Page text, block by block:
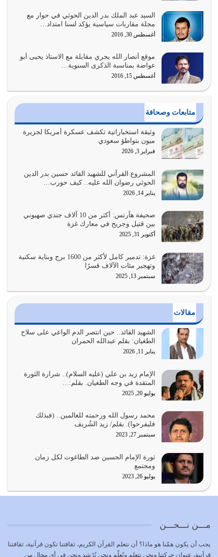
أبرز أسباب الشقاء هو الإعراض عن ذكر الله وعن هدى الله
المتمثل في القرآن الكريم
يوليو 31, 2026
أولياء الشيطان كلما كانوا أكثر ولاءً وطاعة للشيطان كلما كانوا
أكثر ضعفاً
يوليو 30, 2026
وعد الله تعالى من يُقتل في سبيله بالحياة الأبدية والرزق
والاستبشار والنجاة والخلود في…
يوليو 29, 2026
القرآن الكريم هو أهم مصدر لمعرفة رسول الله معرفة سيرته
معرفة شخصيته معرفة عظمته
يوليو 28, 2026
هل نحن من الصالحين؟ قيِّم نفسك هنا اترك القرآن على أصله
وأعرض نفسك، وأعرض ما لديك على…
يوليو 27, 2026
عندما يكون عدوك هو عدو الله معناه أن تكون نقاط الضعف
فيه كثيرة وسينصرك الله عليه إذا…
يوليو 26, 2026
أراد الله لهذه الأمة ان تكون خير امة أخرجت للناس بالنهوض
الدين الذي شرعه الله لا يجوز أن يخضع لآرائنا وأهوائنا
واجتهاداتنا لأننا سنختلف ونتفرق
يوليو 24, 2026
أمة عاجزة عن النهوض…
يوليو 23, 2026
بحبل الله جميعاً وليس كل…
يوليو 22, 2026
يشاء ويذل من يشاء
يوليو 21, 2026
{إِنَّ الدِّينَ عِنْدَ اللَّهِ الْإسْلامُ} الدين الذي شرعه الله للناس في
تتحقق الحقوق للجميع
السيد عبد الملك بدر الدين الحوثي في حوار مع
مجلة مقاربات سياسية يؤكد لسنا امتداد…
أغسطس 30, 2016
موقع أنصار الله يجري مقابلة مع الاستاذ يحيى أبو
عواضة بمناسبة الذكرى السنوية…
أغسطس 15, 2016
متابعات وصحافة
وثيقة استخباراتية تكشف عسكرة أمريكا لجزيرة
ميون بتواطؤ سعودي
فبراير 3, 2026
المشروع القرآني للشهيد القائد حسين بدر الدين
الحوثي رضوان الله عليه.. كيف حورب…
يناير 14, 2026
صحيفة هآرتس: أكثر من 10 آلاف جندي صهيوني
بين قتيل وجريح في معارك غزة
أكتوبر 31, 2025
غزة: تدمير كامل لأكثر من 1600 برج وبناية سكنية
وتهجير مئات الآلاف قسرًا
سبتمبر 13, 2025
مقالات
الشهيد القائد.. حين انتصر الدم الواعي على سلاح
الطغيان: بقلم عبدالله الحمران
يناير 11, 2026
الإمام زيد بن علي (عليه السلام).. شرارة الثورة
المتقدة في وجه الطغيان. بقلم:…
يوليو 20, 2025
محمد رسول الله ورحمته للعالمين.. (فبذلك
فليفرحوا). بقلم/ زيد الشُريف
سبتمبر 27, 2023
ثورة الإمام الحسين ضد الطاغوت لكل زمان
ومجتمع
يوليو 26, 2023
مـــن نـــحـــن
يجب أن يكون همّنا هو ماذا؟ أن نتعلم القرآن الكريم، ثقافتنا تكون قرآنية، ثقافتنا
قرآنية، عنوان حركتنا ونحن نتعلم ونُعلّم ونحن نُرْشِد ونحن في أي مجال من